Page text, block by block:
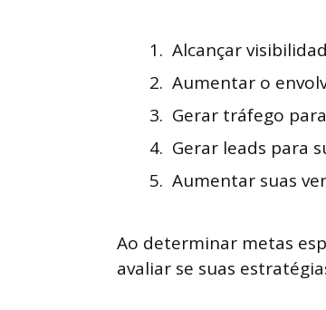
Alcançar
Aumentar o
Gerar tráfego
Gerar leads para
Aumentar suas
Ao determinar metas
avaliar se suas